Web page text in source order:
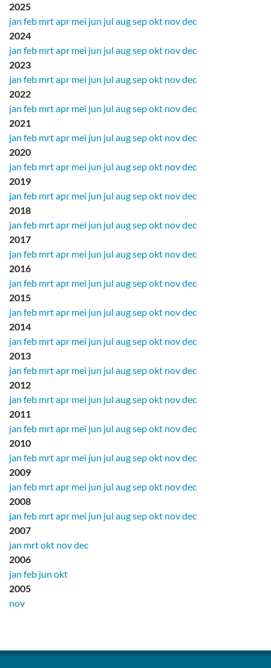
2025
jan feb mrtapr mei jun jul augsepokt novdec
2024
jan feb mrtapr mei jun jul augsepokt novdec
2023
jan feb mrtapr mei jun jul augsepokt novdec
2022
jan feb mrtapr mei jun jul augsepokt novdec
2021
jan feb mrtapr mei jun jul augsepokt novdec
2020
jan feb mrtapr mei jun jul augsepokt novdec
2019
jan feb mrtapr mei jun jul augsepokt novdec
2018
jan feb mrtapr mei jun jul augsepokt novdec
2017
jan feb mrtapr mei jun jul augsepokt novdec
2016
jan feb mrtapr mei jun jul augsepokt novdec
2015
jan feb mrtapr mei jun jul augsepokt novdec
2014
jan feb mrtapr mei jun jul augsepokt novdec
2013
jan feb mrtapr mei jun jul augsepokt novdec
2012
jan feb mrtapr mei jun jul augsepokt novdec
2011
jan feb mrtapr mei jun jul augsepokt novdec
2010
jan feb mrtapr mei jun jul augsepokt novdec
2009
jan feb mrtapr mei jun jul augsepokt novdec
2008
jan feb mrtapr mei jun jul augsepokt novdec
2007
jan mrtokt novdec
2006
jan feb jun okt
2005
nov